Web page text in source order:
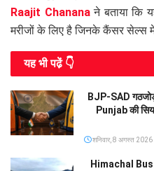
Raajit Chananaने बताया कि
मरीजों के लिए है जिनके कैंसर सेल्स में
यह भी पढे़ं 👇
BJP-SAD
Punjab की
शनिवार, 8 अगस्त 2026
Himachal Bus